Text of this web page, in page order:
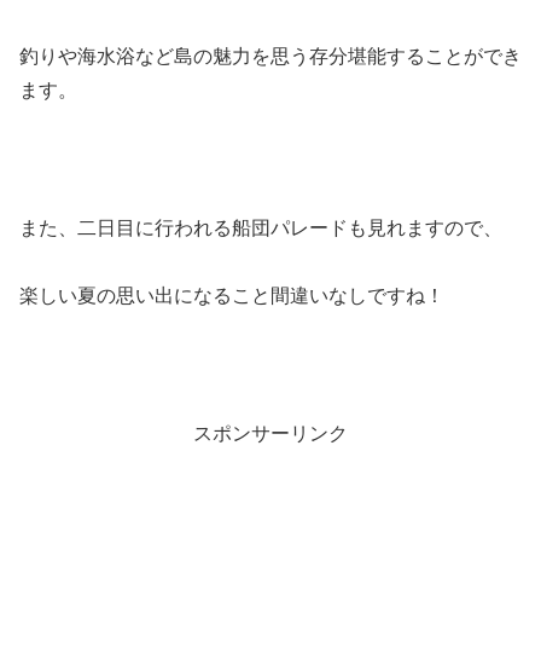
釣りや海水浴など島の魅力を思う存分堪能することができ
ます。
また、二日目に行われる船団パレードも見れますので、
楽しい夏の思い出になること間違いなしですね！
スポンサーリンク